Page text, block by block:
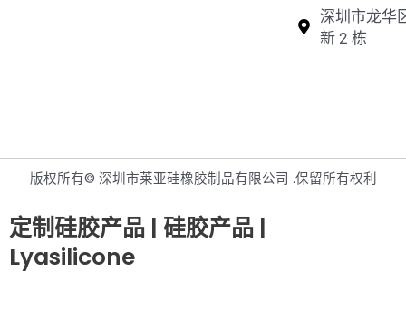
深圳市龙华
新 2 栋
版权所有© 深圳市莱亚硅橡胶制品有限公司 .保留所有权利
定制硅胶产品 | 硅胶产品 |
Lyasilicone